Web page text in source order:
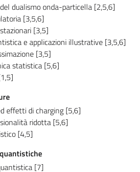
dualismo onda-particella [2,5,6]
[3,5,6]
[3,5]
e applicazioni illustrative [3,5,6]
[3,5]
statistica [5,6]
effetti di charging [5,6]
ridotta [5,6]
[4,5]
quantistiche
[7]